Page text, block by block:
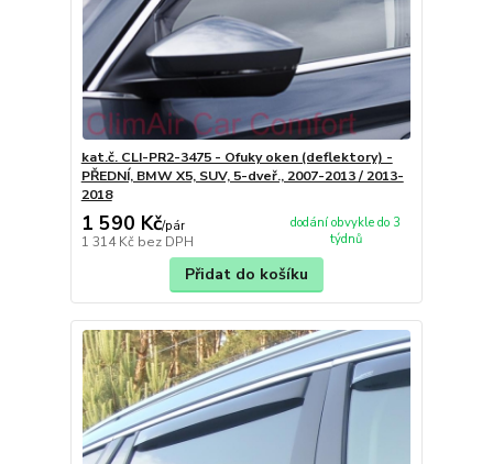
kat.č. CLI-PR2-3475 - Ofuky oken (deflektory) -
PŘEDNÍ, BMW X5, SUV, 5-dveř., 2007-2013 / 2013-
2018
1 590 Kč/pár
1 314 Kč bez DPH
dodání obvykle do 3
týdnů
Přidat do košíku